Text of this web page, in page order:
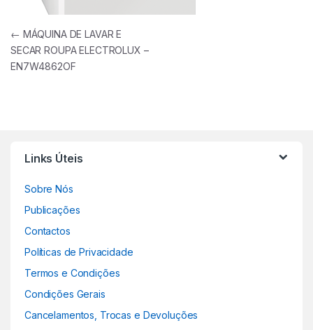
Navegação de artigos
← MÁQUINA DE LAVAR E
SECAR ROUPA ELECTROLUX –
EN7W4862OF
Links Úteis
Sobre Nós
Publicações
Contactos
Políticas de Privacidade
Termos e Condições
Condições Gerais
Cancelamentos, Trocas e Devoluções